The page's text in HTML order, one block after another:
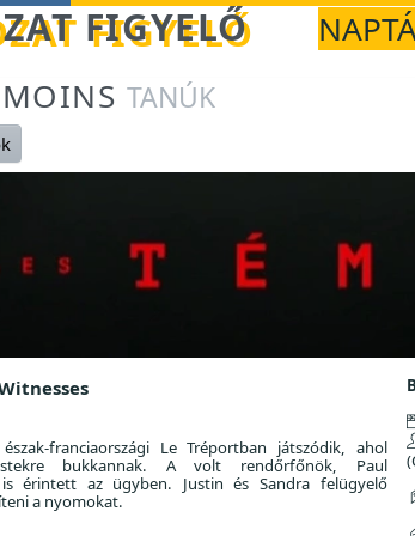
FIGYELŐ
TANÚK
franciaországi Le Tréportban játszódik, ahol
bukkannak. A volt rendőrfőnök, Paul
is érintett az ügyben. Justin és Sandra felügyelő
a nyomokat.